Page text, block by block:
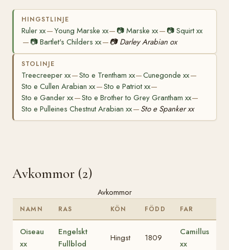
HINGSTLINJE
Ruler xx—Young Marske xx— 📷Marske xx— 📷Squirt xx
— 📷Bartlet's Childers xx—📷 Darley Arabian ox
STOLINJE
Treecreeper xx—Sto e Trentham xx—Cunegonde xx—
Sto e Cullen Arabian xx—Sto e Patriot xx—
Sto e Gander xx—Sto e Brother to Grey Grantham xx—
Sto e Pulleines Chestnut Arabian xx— Sto e Spanker xx
Avkommor (2)
Avkommor
NAMN RAS KÖN FÖDD FAR
Oiseau
xx
Engelskt
Fullblod
Hingst 1809
Camillus
xx